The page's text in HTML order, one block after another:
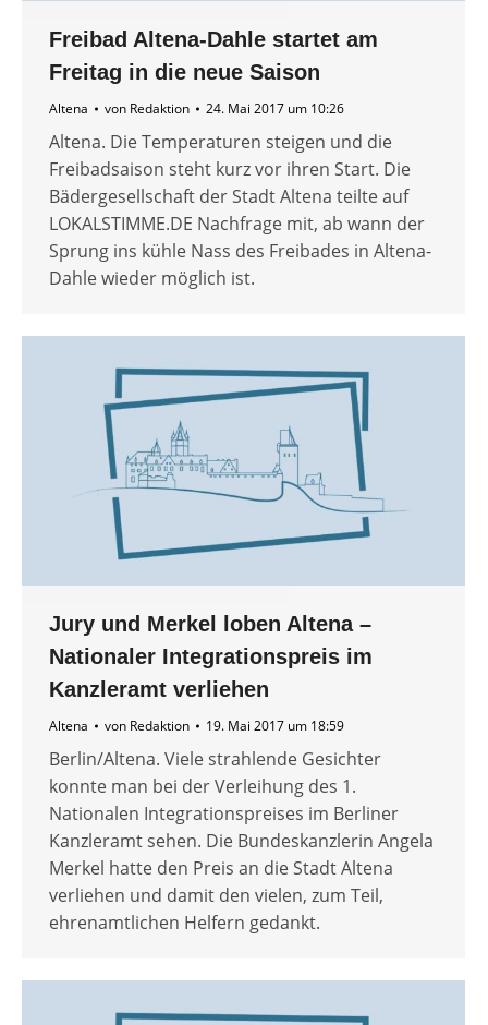
Freibad Altena-Dahle startet am
Freitag in die neue Saison
Altena von Redaktion 24. Mai 2017 um 10:26
Altena. Die Temperaturen steigen und die
Freibadsaison steht kurz vor ihren Start. Die
Bädergesellschaft der Stadt Altena teilte auf
LOKALSTIMME.DE Nachfrage mit, ab wann der
Sprung ins kühle Nass des Freibades in Altena-
Dahle wieder möglich ist.
Jury und Merkel loben Altena –
Nationaler Integrationspreis im
Kanzleramt verliehen
Altena von Redaktion 19. Mai 2017 um 18:59
Berlin/Altena. Viele strahlende Gesichter
konnte man bei der Verleihung des 1.
Nationalen Integrationspreises im Berliner
Kanzleramt sehen. Die Bundeskanzlerin Angela
Merkel hatte den Preis an die Stadt Altena
verliehen und damit den vielen, zum Teil,
ehrenamtlichen Helfern gedankt.